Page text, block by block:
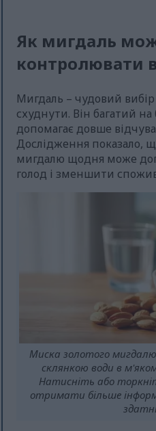
Як мигдаль
контролювати
Мигдаль – чудовий
схуднути. Він багатий на
допомагає довше
Дослідження показало,
мигдалю щодня може
голод і зменшити
Миска золотого мигдалю
склянкою води в
Натисніть або
отримати більше